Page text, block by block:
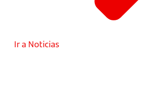
Ir a Noticias